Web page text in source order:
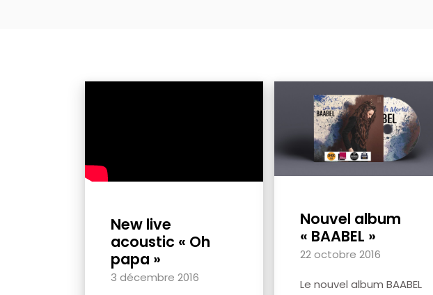
New live
acoustic « Oh
papa »
3 décembre 2016
Nouvel album
« BAABEL »
22 octobre 2016
Le nouvel album BAABEL